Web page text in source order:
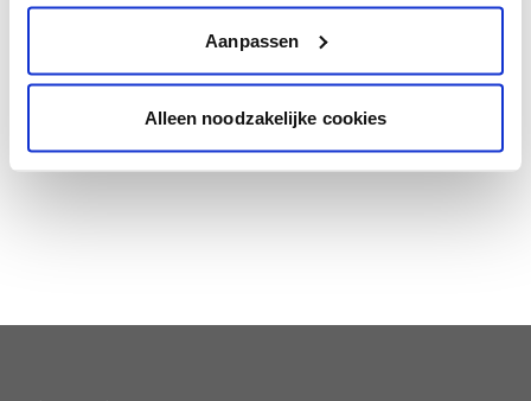
Aanpassen
Alleen noodzakelijke cookies
Krijg kleuradvies op basis van de lichtinval
en je meubels.
Krijg ineens een technologische check-up